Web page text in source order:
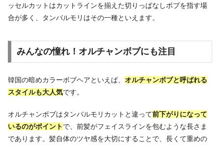
ッセルカットはカットラインを揃えた切りっぱなしボブを指す場
合が多く、タンバルモリはその一種といえます。
みんなの憧れ！オルチャンボブにも注目
韓国の暗めカラーボブヘアといえば、 オルチャンボブと呼ばれる
スタイルも大人気です。
オルチャンボブはタンバルモリカットと違って前下がりになって
いるのがポイントで、前髪がフェイスラインを包むような長さま
であります。髪自体のツヤ感を大切にすることで、長くて重めの